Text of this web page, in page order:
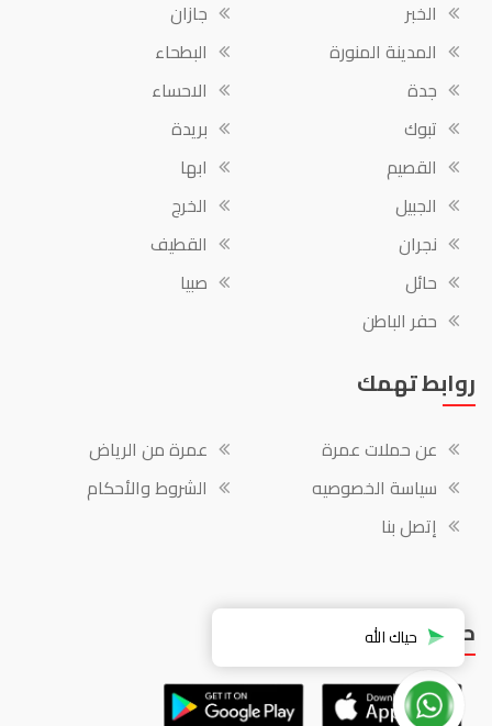
الخبر
جازان
المدينة المنورة
البطحاء
جدة
الاحساء
تبوك
بريدة
القصيم
ابها
الجبيل
الخرج
نجران
القطيف
حائل
صبيا
حفر الباطن
روابط تهمك
عن حملات عمرة
عمرة من الرياض
سياسة الخصوصيه
الشروط والأحكام
إتصل بنا
حمل التطبيق مجاناً